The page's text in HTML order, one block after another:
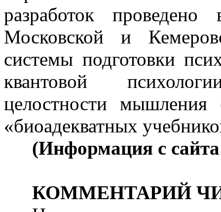
разработок
Московской и
системы подготовки
квантовой
целостности мышления
«биоадекватных
(Информация с
КОММЕНТАРИЙ